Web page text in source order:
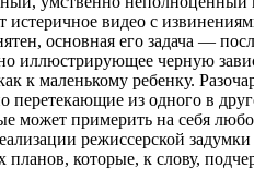
истеричное видео с
основная его задача —
иллюстрирующее черную
к маленькому ребенку.
перетекающие из одного в
может примерить на себя
режиссерской
которые, к слову,